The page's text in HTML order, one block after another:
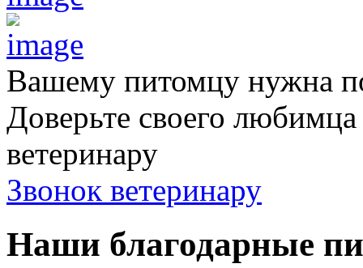
Вашему питомцу нужна
Доверьте своего
ветеринару
Звонок ветеринару
Наши благодарные